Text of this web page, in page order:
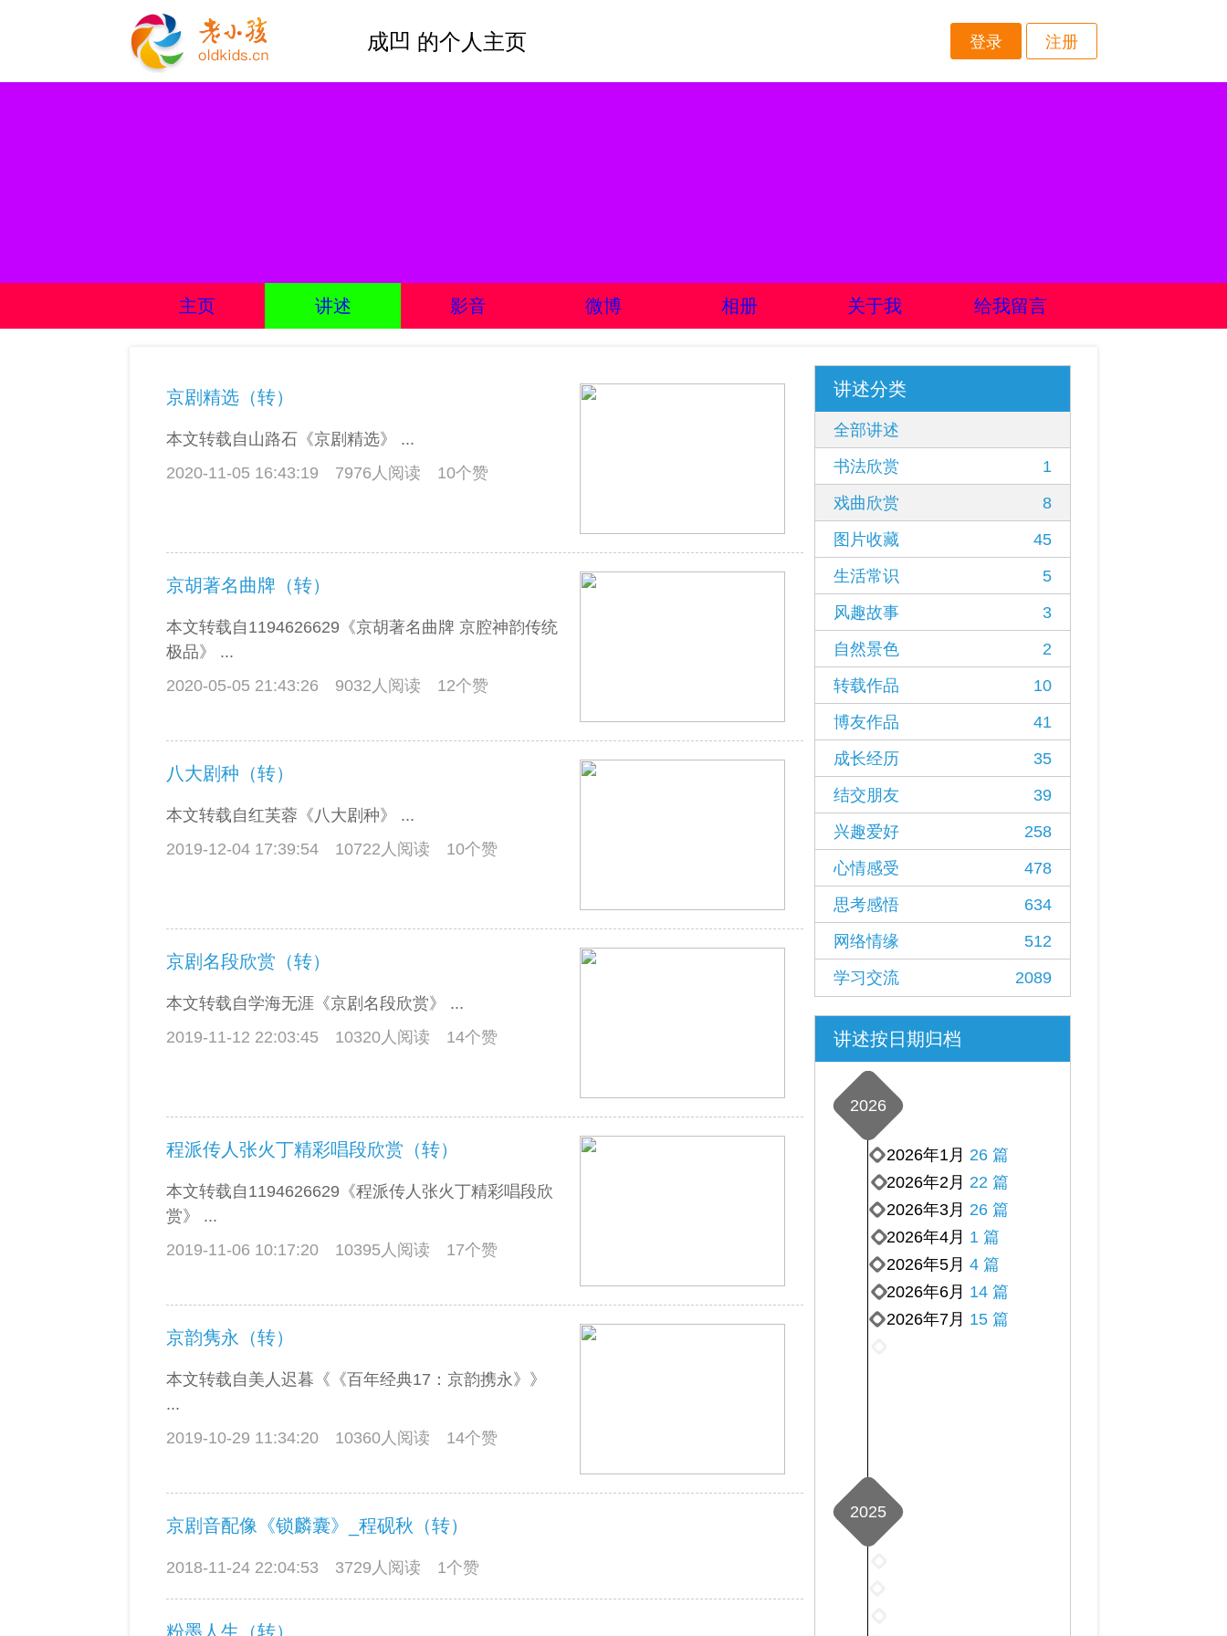
成凹 的个人主页 登录 注册
主页 讲述 影音 微博 相册 关于我 给我留言
京剧精选（转）
本文转载自山路石《京剧精选》 ...
2020-11-05 16:43:19
7976人阅读 10个赞
京胡著名曲牌（转）
本文转载自1194626629《京胡著名曲牌 京腔神韵传统
极品》 ...
2020-05-05 21:43:26
9032人阅读 12个赞
八大剧种（转）
本文转载自红芙蓉《八大剧种》 ...
2019-12-04 17:39:54
10722人阅读 10个赞
京剧名段欣赏（转）
本文转载自学海无涯《京剧名段欣赏》 ...
2019-11-12 22:03:45
10320人阅读 14个赞
程派传人张火丁精彩唱段欣赏（转）
本文转载自1194626629《程派传人张火丁精彩唱段欣
赏》 ...
2019-11-06 10:17:20
10395人阅读 17个赞
京韵隽永（转）
本文转载自美人迟暮《《百年经典17：京韵携永》》
...
2019-10-29 11:34:20
10360人阅读 14个赞
京剧音配像《锁麟囊》_程砚秋（转）
2018-11-24 22:04:53 3729人阅读 1个赞
粉墨人生（转）
讲述分类
全部讲述
书法欣赏
1
戏曲欣赏
8
图片收藏
45
生活常识
5
风趣故事
3
自然景色
2
转载作品
10
博友作品
41
成长经历
35
结交朋友
39
兴趣爱好
258
心情感受
478
思考感悟
634
网络情缘
512
学习交流
2089
讲述按日期归档
2026
2026年7月 15 篇
2026年6月 14 篇
2026年5月 4 篇
2026年4月 1 篇
2026年3月 26 篇
2026年2月 22 篇
2026年1月 26 篇
2025